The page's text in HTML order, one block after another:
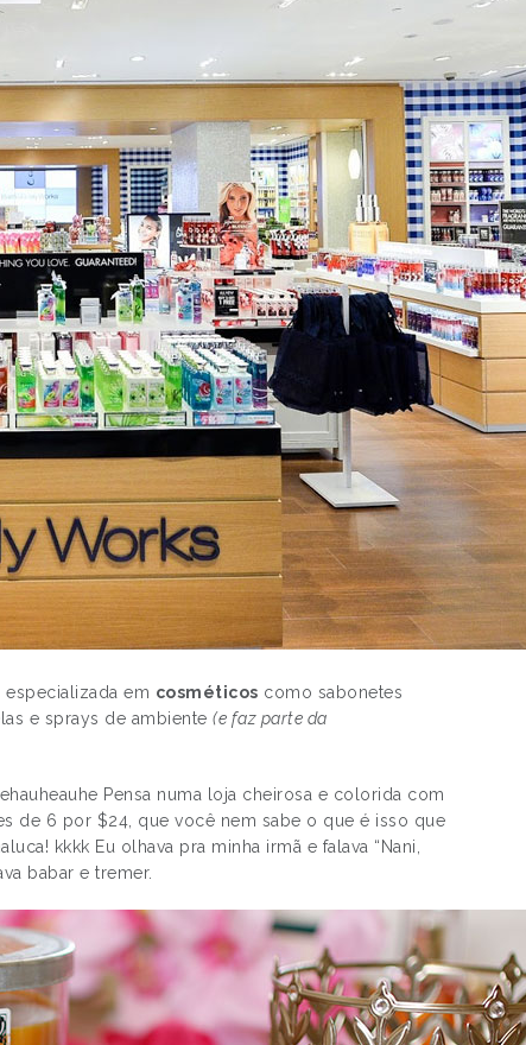
em cosméticos como sabonetes
e sprays de ambiente(e faz parte da
Pensa numa loja cheirosa e colorida com
de 6 por $24, que você nem sabe o que é isso que
kkkk Eu olhava pra minha irmã e falava “Nani,
babar e tremer.
PRÓXIMO POST
SAPATOS INSPIRADOS NOS
VILÕES DISNEY